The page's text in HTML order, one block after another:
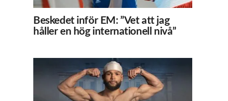
Beskedet inför EM: ”Vet att jag
håller en hög internationell nivå”